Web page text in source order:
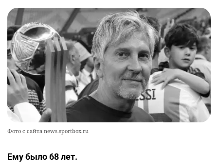
👀 Опубликован список обладателей
образовательных грантов
2386 0 8
10
🪱 "Мы думаем, что правим миром, но это не
так". Как дьявольские черви меняют наше
представление о жизни на Земле
0
Фото с сайта news.sportbox.ru
Ему было 68 лет.